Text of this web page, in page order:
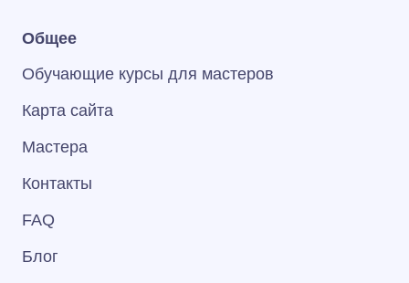
Общее
Обучающие курсы для мастеров
Карта сайта
Мастера
Контакты
FAQ
Блог